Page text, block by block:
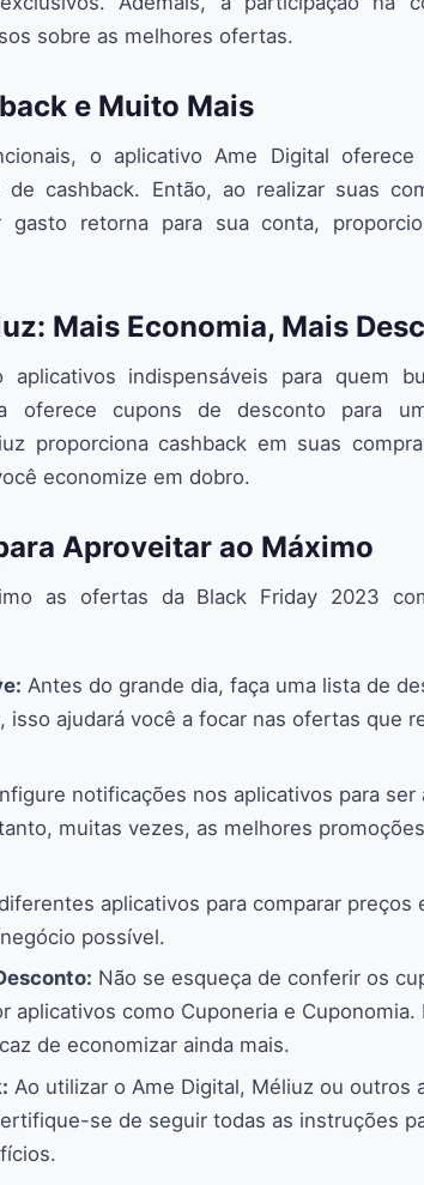
sobre as melhores ofertas.
e Muito Mais
o aplicativo Ame Digital oferece
cashback. Então, ao realizar suas
retorna para sua conta,
Mais Economia, Mais
indispensáveis para quem
oferece cupons de desconto para
proporciona cashback em suas
economize em dobro.
Aproveitar ao Máximo
as ofertas da Black Friday 2023
Antes do grande dia, faça uma lista de
isso ajudará você a focar nas ofertas que
notificações nos aplicativos para ser
muitas vezes, as melhores
aplicativos para comparar preços
possível.
Não se esqueça de conferir os
aplicativos como Cuponeria e Cuponomia.
de economizar ainda mais.
Ao utilizar o Ame Digital, Méliuz ou outros
se de seguir todas as instruções